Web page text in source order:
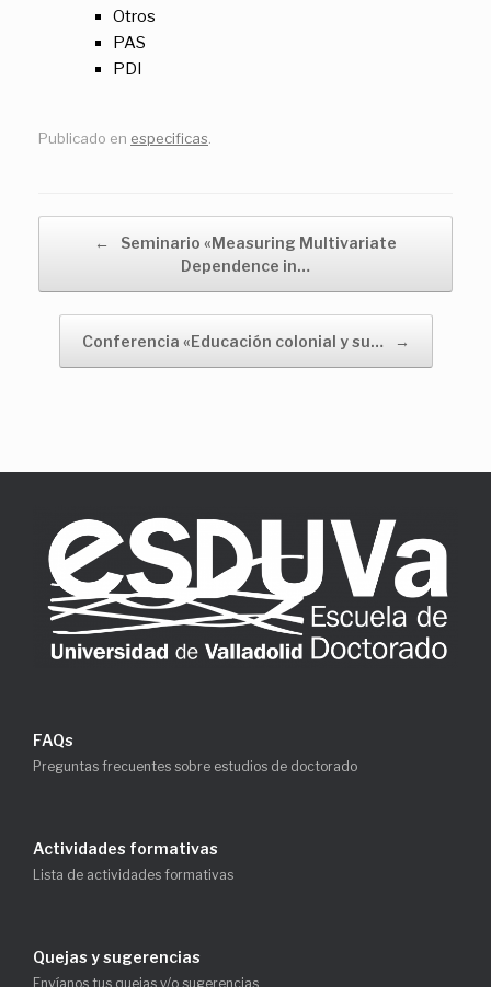
Otros
PAS
PDI
Publicado en especificas
Navegador de artículos
←
Seminario «Measuring Multivariate
Dependence in…
Conferencia «Educación colonial y su… →
FAQs
Preguntas frecuentes sobre estudios de doctorado
Actividades formativas
Lista de actividades formativas
Quejas y sugerencias
Envíanos tus quejas y/o sugerencias